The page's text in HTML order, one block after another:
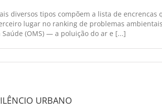
diversos tipos compõem a lista de
lugar no ranking de problemas
(OMS) — a poluição do ar e [...]
URBANO